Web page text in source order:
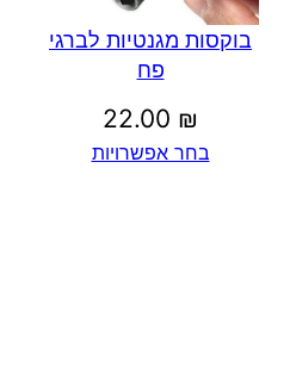
בוקסות מגנטיות לברגי
פח
22.00 ₪
בחר אפשרויות